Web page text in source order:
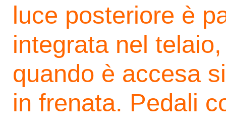
luce posteriore è
integrata nel
quando è accesa
in frenata. Pedali